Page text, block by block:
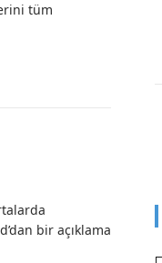
tüm
bir açıklama